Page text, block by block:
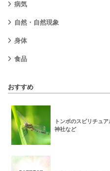
病気
自然・自然現象
身体
食品
おすすめ
トンボのスピリチュ
神社など